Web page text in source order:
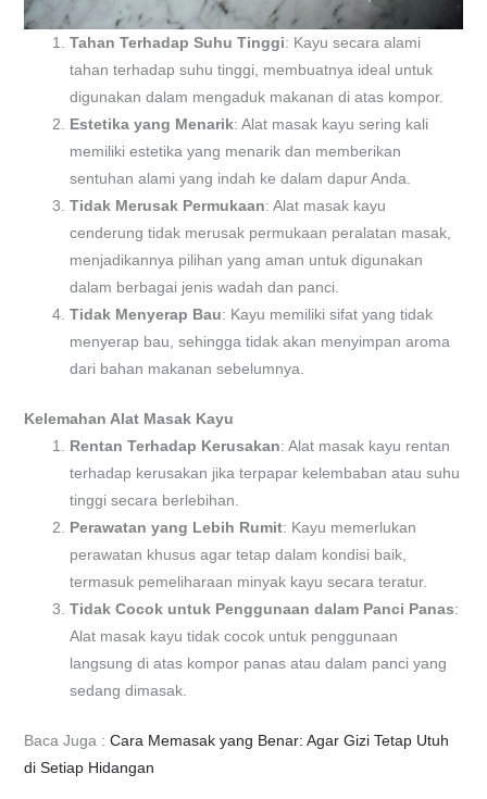
Tahan Terhadap Suhu Tinggi: Kayu secara alami
tahan terhadap suhu tinggi, membuatnya ideal untuk
digunakan dalam mengaduk makanan di atas kompor.
Estetika yang Menarik: Alat masak kayu sering kali
memiliki estetika yang menarik dan memberikan
sentuhan alami yang indah ke dalam dapur Anda.
Tidak Merusak Permukaan: Alat masak kayu
cenderung tidak merusak permukaan peralatan masak,
menjadikannya pilihan yang aman untuk digunakan
dalam berbagai jenis wadah dan panci.
Tidak Menyerap Bau: Kayu memiliki sifat yang tidak
menyerap bau, sehingga tidak akan menyimpan aroma
dari bahan makanan sebelumnya.
Kelemahan Alat Masak Kayu
Rentan Terhadap Kerusakan: Alat masak kayu rentan
terhadap kerusakan jika terpapar kelembaban atau suhu
tinggi secara berlebihan.
Perawatan yang Lebih Rumit: Kayu memerlukan
perawatan khusus agar tetap dalam kondisi baik,
termasuk pemeliharaan minyak kayu secara teratur.
Tidak Cocok untuk Penggunaan dalam Panci Panas:
Alat masak kayu tidak cocok untuk penggunaan
langsung di atas kompor panas atau dalam panci yang
sedang dimasak.
Baca Juga : Cara Memasak yang Benar: Agar Gizi Tetap Utuh
di Setiap Hidangan